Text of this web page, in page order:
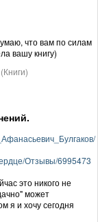
что вам по силам
вашу книгу)
(Книги)
Отзывы/6995473
это никого не
может
я и хочу сегодня